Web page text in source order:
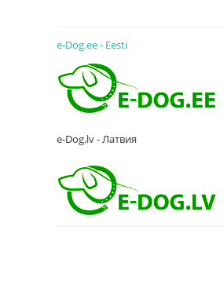
e-Dog.ee - Eesti
e-Dog.lv - Латвия